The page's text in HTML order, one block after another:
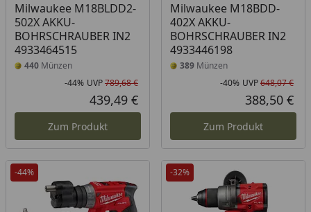
Milwaukee M18BLDD2-
502X AKKU-
BOHRSCHRAUBER IN2
4933464515
440 Münzen
Rabatt in Prozent
-44%
Ursprünglicher Preis
UVP789,68 €
Aktueller Preis
439,49 €
Zum Produkt
Milwaukee M18BDD-
402X AKKU-
BOHRSCHRAUBER IN2
4933446198
389Münzen
-40% UVP648,07 €
388,50 €
Zum Produkt
-44% -32%